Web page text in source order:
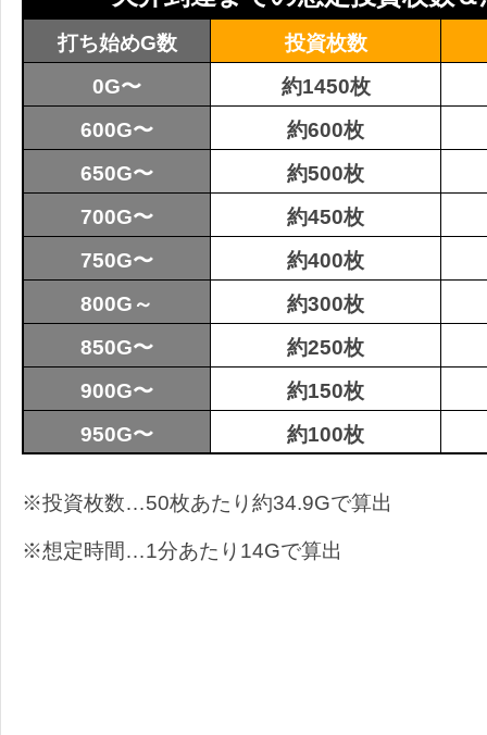
打ち始めG数
投資枚数
0G〜
約1450枚
600G〜
約600枚
650G〜
約500枚
700G〜
約450枚
750G〜
約400枚
800G～
約300枚
850G〜
約250枚
900G〜
約150枚
950G〜
約100枚
※投資枚数…50枚あたり約34.9Gで算出
※想定時間…1分あたり14Gで算出